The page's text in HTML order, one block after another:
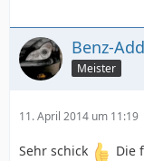
Benz-
Meister
11. April 2014 um 11:19
Sehr schick Die